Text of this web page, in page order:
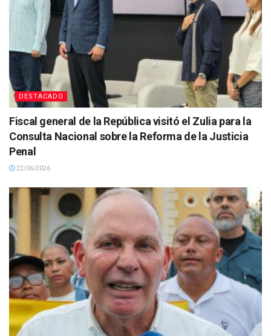
DESTACADO
Fiscal general de la República visitó el Zulia para la
Consulta Nacional sobre la Reforma de la Justicia
Penal
22/06/2026